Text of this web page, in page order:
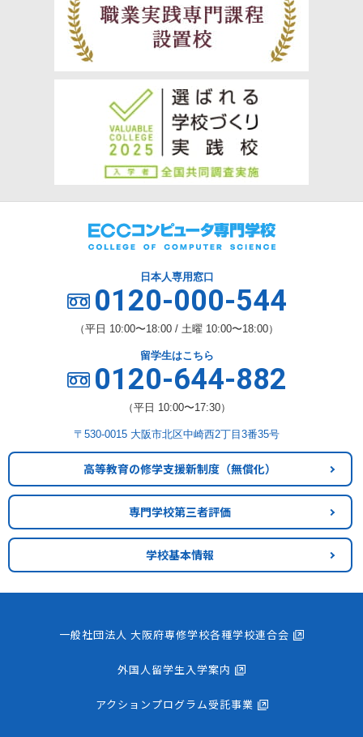
日本人専用窓口
0120-000-544
（平日 10:00〜18:00 / 土曜 10:00〜18:00）
留学生はこちら
0120-644-882
（平日 10:00〜17:30）
〒530-0015 大阪市北区中崎西2丁目3番35号
高等教育の修学支援新制度 （無償化）
専門学校第三者評価
学校基本情報
一般社団法人 大阪府専修学校各種学校連合会
外国人留学生入学案内
アクションプログラム受託事業